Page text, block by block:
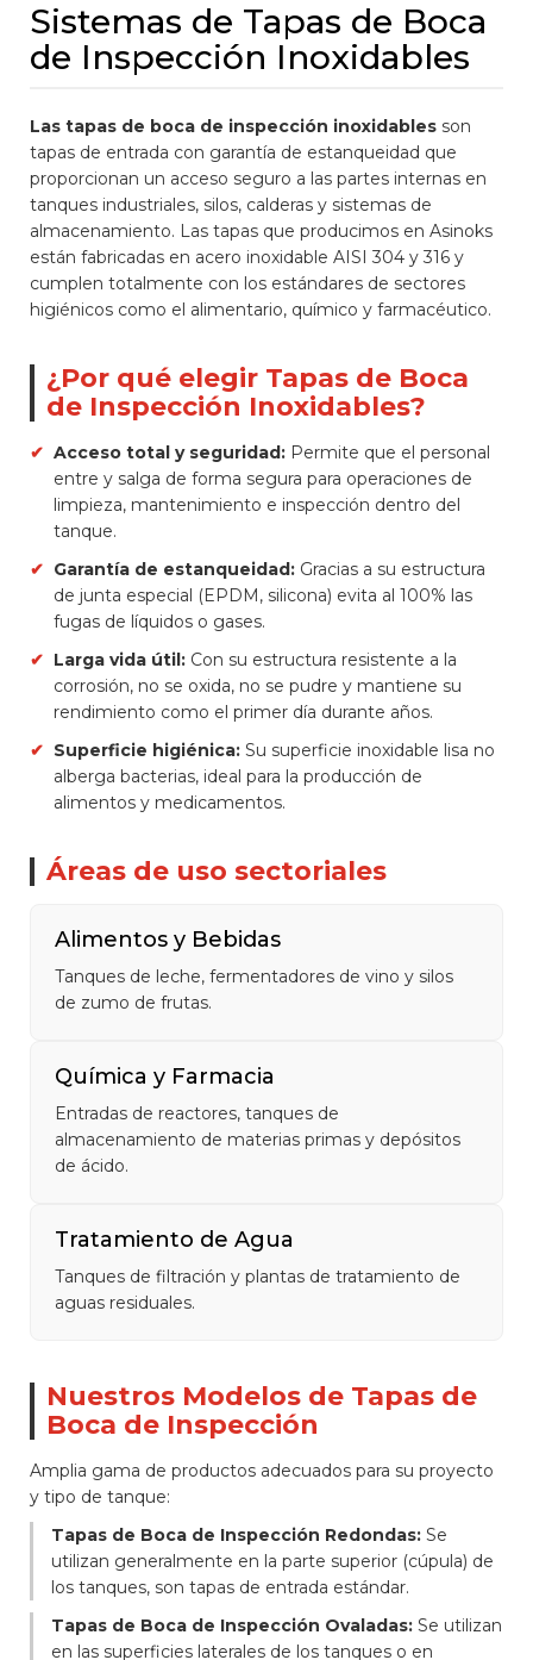
Sistemas de Tapas de Boca
de Inspección Inoxidables
Las tapas de boca de inspección inoxidables son
tapas de entrada con garantía de estanqueidad que
proporcionan un acceso seguro a las partes internas en
tanques industriales, silos, calderas y sistemas de
almacenamiento. Las tapas que producimos en Asinoks
están fabricadas en acero inoxidable AISI 304 y 316 y
cumplen totalmente con los estándares de sectores
higiénicos como el alimentario, químico y farmacéutico.
¿Por qué elegir Tapas de Boca
de Inspección Inoxidables?
✔ Acceso total y seguridad: Permite que el personal
entre y salga de forma segura para operaciones de
limpieza, mantenimiento e inspección dentro del
tanque.
✔ Garantía de estanqueidad: Gracias a su estructura
de junta especial (EPDM, silicona) evita al 100% las
fugas de líquidos o gases.
✔ Larga vida útil: Con su estructura resistente a la
corrosión, no se oxida, no se pudre y mantiene su
rendimiento como el primer día durante años.
✔ Superficie higiénica: Su superficie inoxidable lisa no
alberga bacterias, ideal para la producción de
alimentos y medicamentos.
Áreas de uso sectoriales
Alimentos y Bebidas
Tanques de leche, fermentadores de vino y silos
de zumo de frutas.
Química y Farmacia
Entradas de reactores, tanques de
almacenamiento de materias primas y depósitos
de ácido.
Tratamiento de Agua
Tanques de filtración y plantas de tratamiento de
aguas residuales.
Nuestros Modelos de Tapas de
Boca de Inspección
Amplia gama de productos adecuados para su proyecto
y tipo de tanque:
Tapas de Boca de Inspección Redondas: Se
utilizan generalmente en la parte superior (cúpula) de
los tanques, son tapas de entrada estándar.
Tapas de Boca de Inspección Ovaladas: Se utilizan
en las superficies laterales de los tanques o en